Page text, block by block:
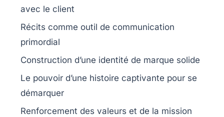
avec le client
Récits comme outil de communication
primordial
Construction d’une identité de marque solide
Le pouvoir d’une histoire captivante pour se
démarquer
Renforcement des valeurs et de la mission